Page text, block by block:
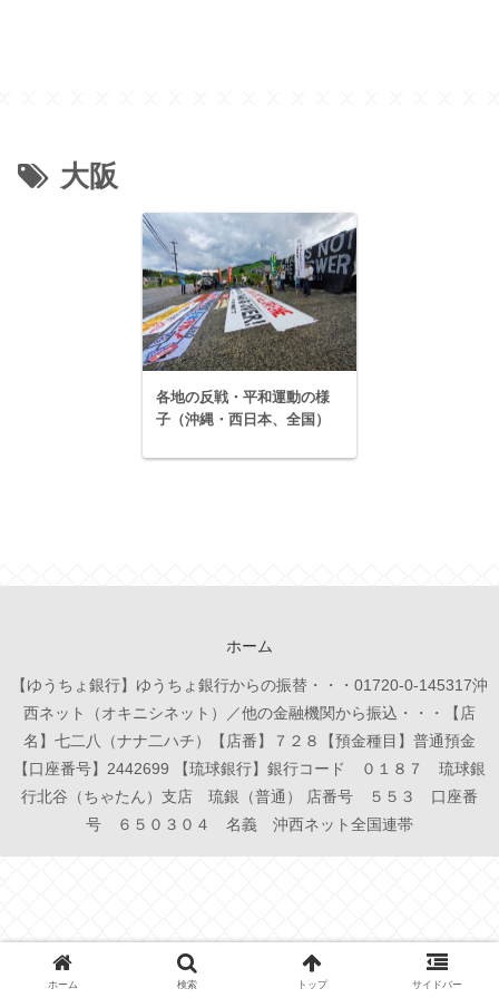
大阪
各地の反戦・平和運動の様
子（沖縄・西日本、全国）
ホーム
【ゆうちょ銀行】ゆうちょ銀行からの振替・・・01720-0-145317沖
西ネット（オキニシネット）／他の金融機関から振込・・・【店
名】七二八（ナナ二ハチ）【店番】７２８【預金種目】普通預金
【口座番号】2442699 【琉球銀行】銀行コード ０１８７ 琉球銀
行北谷（ちゃたん）支店 琉銀（普通） 店番号 ５５３ 口座番
号 ６５０３０４ 名義 沖西ネット全国連帯
ホーム 検索 トップ サイドバー